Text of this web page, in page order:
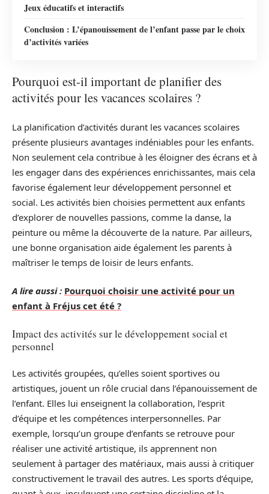
Jeux éducatifs et interactifs
Conclusion : L’épanouissement de l’enfant passe par le choix
d’activités variées
Pourquoi est-il important de planifier des
activités pour les vacances scolaires ?
La planification d’activités durant les vacances scolaires
présente plusieurs avantages indéniables pour les enfants.
Non seulement cela contribue à les éloigner des écrans et à
les engager dans des expériences enrichissantes, mais cela
favorise également leur développement personnel et
social. Les activités bien choisies permettent aux enfants
d’explorer de nouvelles passions, comme la danse, la
peinture ou même la découverte de la nature. Par ailleurs,
une bonne organisation aide également les parents à
maîtriser le temps de loisir de leurs enfants.
A lire aussi : Pourquoi choisir une activité pour un
enfant à Fréjus cet été ?
Impact des activités sur le développement social et
personnel
Les activités groupées, qu’elles soient sportives ou
artistiques, jouent un rôle crucial dans l’épanouissement de
l’enfant. Elles lui enseignent la collaboration, l’esprit
d’équipe et les compétences interpersonnelles. Par
exemple, lorsqu’un groupe d’enfants se retrouve pour
réaliser une activité artistique, ils apprennent non
seulement à partager des matériaux, mais aussi à critiquer
constructivement le travail des autres. Les sports d’équipe,